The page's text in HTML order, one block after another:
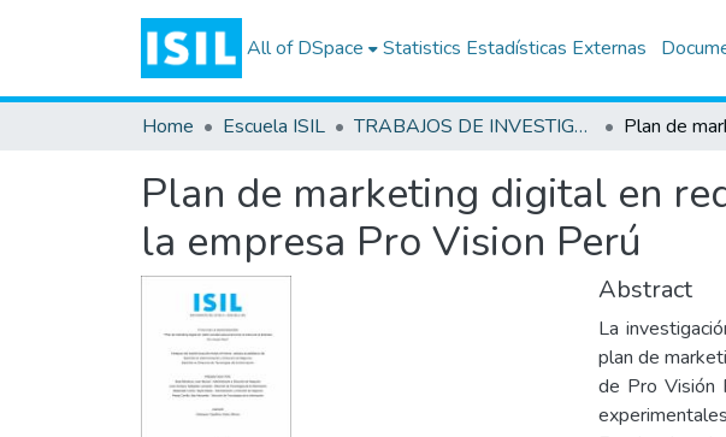
All of DSpace Statistics Estadísticas Externas
Home Escuela ISIL TRABAJOS DE INVESTIGACIÓN
Plan de marketing digital en
la empresa Pro Vision Perú
Abstract
La
plan de
de Pro Visión